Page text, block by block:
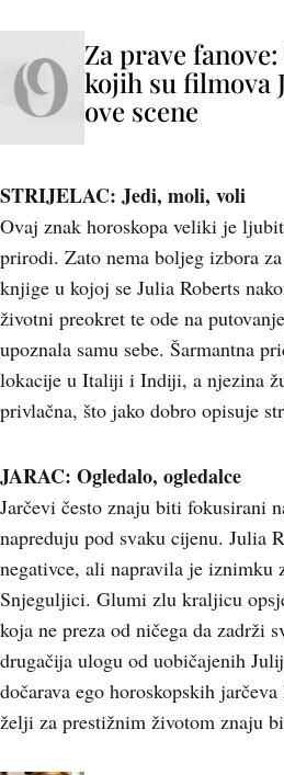
Za prave
kojih su filmova
ove scene
STRIJELAC: Jedi, moli, voli
Ovaj znak horoskopa veliki je
prirodi. Zato nema boljeg izbora
knjige u kojoj se Julia Roberts
životni preokret te ode na
upoznala samu sebe. Šarmantna
lokacije u Italiji i Indiji, a njezina
privlačna, što jako dobro opisuje
JARAC: Ogledalo, ogledalce
Jarčevi često znaju biti fokusirani
napreduju pod svaku cijenu. Julia
negativce, ali napravila je iznimku
Snjeguljici. Glumi zlu kraljicu
koja ne preza od ničega da zadrži
drugačija ulogu od uobičajenih
dočarava ego horoskopskih
želji za prestižnim životom znaju